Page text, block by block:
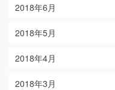
2018年6月
2018年5月
2018年4月
2018年3月